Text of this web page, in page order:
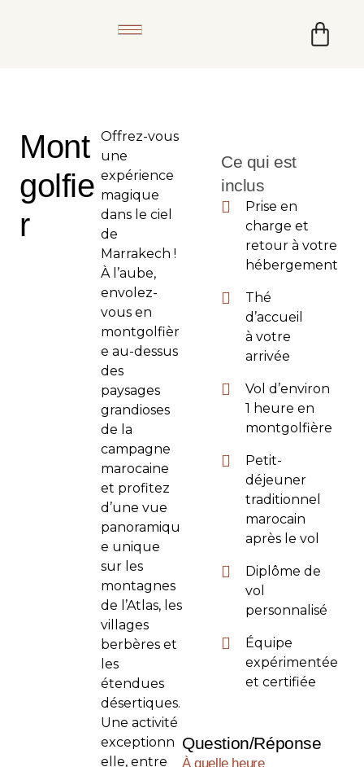
Mont
golfie
r
Offrez-vous
une
expérience
magique
dans le ciel
de
Marrakech !
À l’aube,
envolez-
vous en
montgolfièr
e au-dessus
des
paysages
grandioses
de la
campagne
marocaine
et profitez
d’une vue
panoramiqu
e unique
sur les
montagnes
de l’Atlas, les
villages
berbères et
les
étendues
désertiques.
Une activité
exceptionn
elle, entre
Ce qui est
inclus
Prise en
charge et
retour à votre
hébergement
Thé
d’accueil
à votre
arrivée
Vol d’environ
1 heure en
montgolfière
Petit-
déjeuner
traditionnel
marocain
après le vol
Diplôme de
vol
personnalisé
Équipe
expérimentée
et certifiée
Question/Réponse
À quelle heure